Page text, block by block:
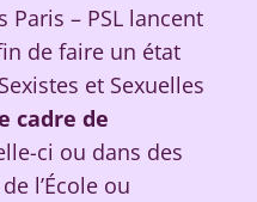
Paris – PSL lancent
de faire un état
et Sexuelles
cadre de
ci ou dans des
l’École ou